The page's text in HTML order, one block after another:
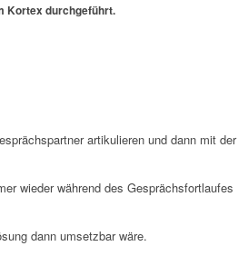
Kortex durchgeführt.
artikulieren und dann mit der
wieder während des Gesprächsfortlaufes
dann umsetzbar wäre.